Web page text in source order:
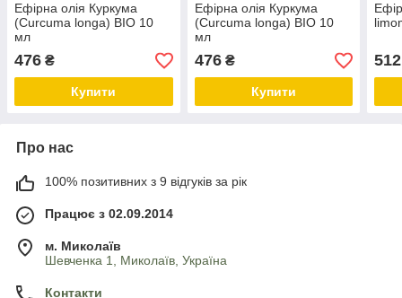
Ефірна олія Куркума
(Curcuma longa) BIO 10
мл
476 ₴
Купити
Ефірна олія Куркума
(Curcuma longa) BIO 10
мл
476₴
Купити
512
Про нас
100% позитивних з 9 відгуків за рік
Працює з 02.09.2014
м. Миколаїв
Шевченка 1, Миколаїв, Україна
Контакти